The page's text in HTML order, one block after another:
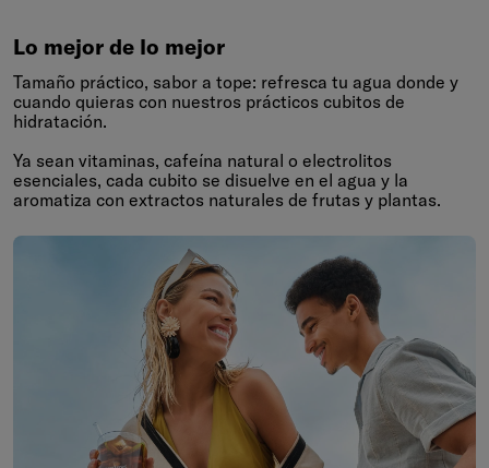
Lo mejor de lo mejor
Tamaño práctico, sabor a tope: refresca tu agua donde y
cuando quieras con nuestros prácticos cubitos de
hidratación.
Ya sean vitaminas, cafeína natural o electrolitos
esenciales, cada cubito se disuelve en el agua y la
aromatiza con extractos naturales de frutas y plantas.